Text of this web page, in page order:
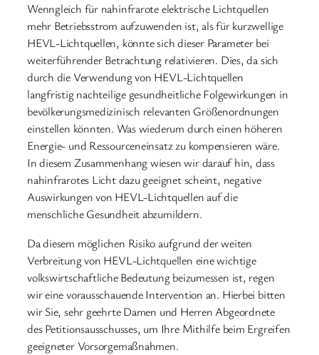
Wenngleich für nahinfrarote elektrische Lichtquellen
mehr Betriebsstrom aufzuwenden ist, als für kurzwellige
HEVL-Lichtquellen, könnte sich dieser Parameter bei
weiterführender Betrachtung relativieren. Dies, da sich
durch die Verwendung von HEVL-Lichtquellen
langfristig nachteilige gesundheitliche Folgewirkungen in
bevölkerungsmedizinisch relevanten Größenordnungen
einstellen könnten. Was wiederum durch einen höheren
Energie- und Ressourceneinsatz zu kompensieren wäre.
In diesem Zusammenhang wiesen wir darauf hin, dass
nahinfrarotes Licht dazu geeignet scheint, negative
Auswirkungen von HEVL-Lichtquellen auf die
menschliche Gesundheit abzumildern.
Da diesem möglichen Risiko aufgrund der weiten
Verbreitung von HEVL-Lichtquellen eine wichtige
volkswirtschaftliche Bedeutung beizumessen ist, regen
wir eine vorausschauende Intervention an. Hierbei bitten
wir Sie, sehr geehrte Damen und Herren Abgeordnete
des Petitionsausschusses, um Ihre Mithilfe beim Ergreifen
geeigneter Vorsorgemaßnahmen.